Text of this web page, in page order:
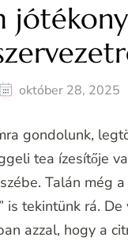
október 28, 2025
gondolunk,
tea ízesítője
Talán még
is tekintünk rá.
azzal, hogy a